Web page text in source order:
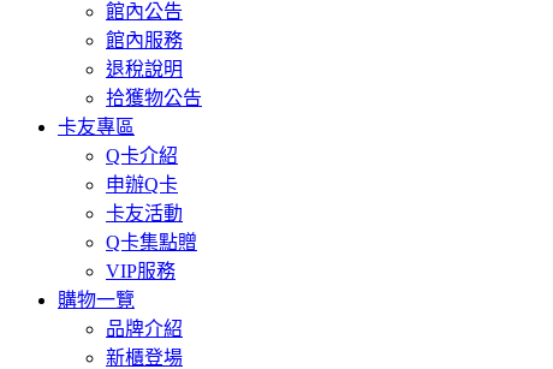
館內公告
館內服務
退稅說明
拾獲物公告
卡友專區
Q卡介紹
申辦Q卡
卡友活動
Q卡集點贈
VIP服務
購物一覽
品牌介紹
新櫃登場